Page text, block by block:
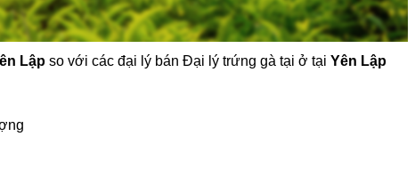
Lậpso với các đại lý bán Đại lý trứng gà tại ở tại Yên Lập